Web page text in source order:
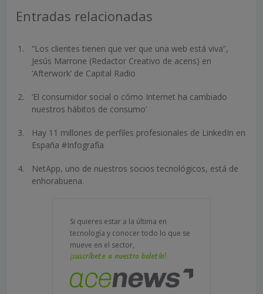
Entradas relacionadas
“Los clientes tienen que ver que una web está viva”,
Jesús Marrone (Redactor Creativo de acens) en
‘Afterwork’ de Capital Radio
‘El consumidor social o cómo Internet ha cambiado
nuestros hábitos de consumo’
Hay 11 millones de perfiles profesionales de LinkedIn en
España #Infografía
NetApp, uno de nuestros socios tecnológicos, está de
enhorabuena.
Si quieres estar a la última en
tecnología y conocer todo lo que se
mueve en el sector,
¡suscríbete a nuestro boletín!